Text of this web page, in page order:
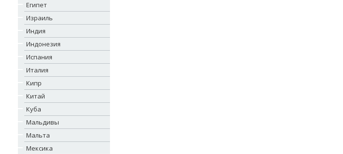
Египет
Израиль
Индия
Индонезия
Испания
Италия
Кипр
Китай
Куба
Мальдивы
Мальта
Мексика